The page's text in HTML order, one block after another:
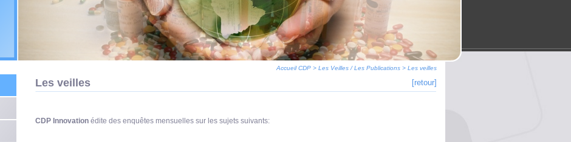
Accueil CDP > Les Veilles / Les Publications > Les veilles
Les veilles [retour]
CDP Innovation édite des enquêtes mensuelles sur les sujets suivants: